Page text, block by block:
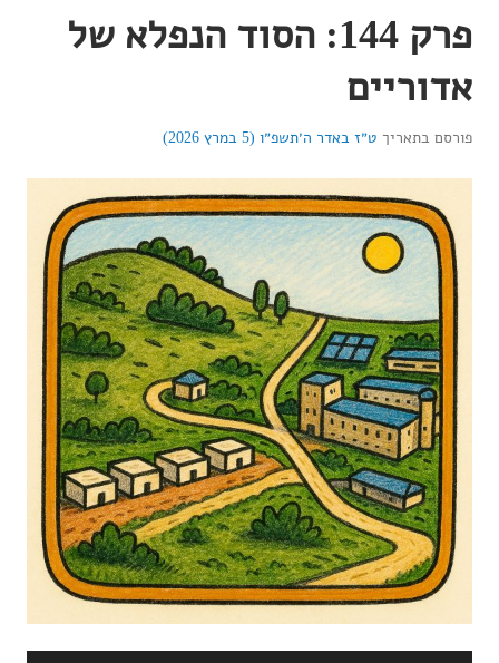
פרק 144: הסוד הנפלא של
אדוריים
פורסם בתאריך ט״ז באדר ה׳תשפ״ו (5 במרץ 2026)